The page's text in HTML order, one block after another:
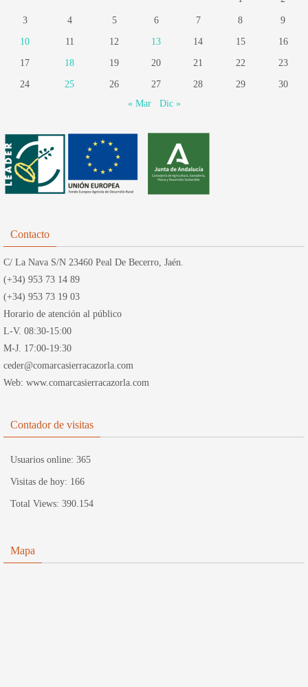
3 4 5 6 7 8 9
10 11 12 13 14 15 16
17 18 19 20 21 22 23
24 25 26 27 28 29
30
« Mar
Dic »
Contacto
C/ La Nava S/N 23460 Peal De Becerro, Jaén.
(+34) 953 73 14 89
(+34) 953 73 19 03
Horario de atención al público
L-V. 08:30-15:00
M-J. 17:00-19:30
ceder@comarcasierracazorla.com
Web: www.comarcasierracazorla.com
Contador de visitas
Usuarios online: 365
Visitas de hoy: 166
Total Views: 390.154
Mapa